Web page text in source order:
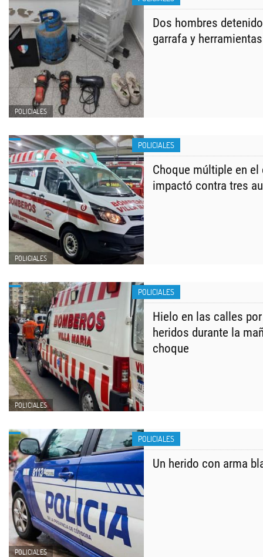
POLICIALES
Dos hombres
garrafa y
POLICIALES
POLICIALES
Choque múltiple en
impactó contra tres
POLICIALES
POLICIALES
Hielo en las calles
heridos durante la
choque
POLICIALES
POLICIALES
Un herido con arma